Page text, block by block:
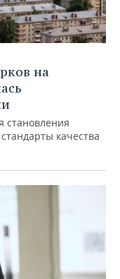
на
становления
качества